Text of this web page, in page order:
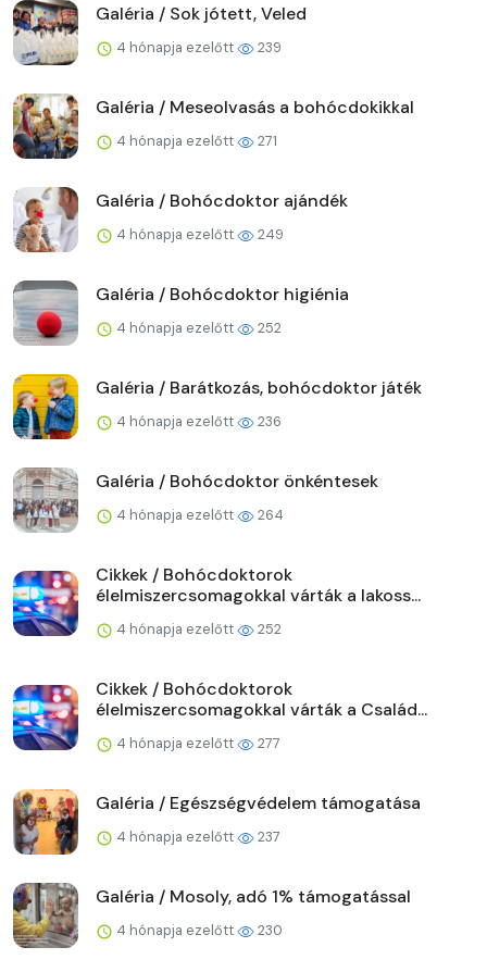
Galéria / Sok jótett, Veled
4 hónapja ezelőtt 239
Galéria / Meseolvasás a bohócdokikkal
4 hónapja ezelőtt 271
Galéria / Bohócdoktor ajándék
4 hónapja ezelőtt 249
Galéria / Bohócdoktor higiénia
4 hónapja ezelőtt 252
Galéria / Barátkozás, bohócdoktor játék
4 hónapja ezelőtt 236
Galéria / Bohócdoktor önkéntesek
4 hónapja ezelőtt 264
Cikkek / Bohócdoktorok
élelmiszercsomagokkal várták a lakoss...
4 hónapja ezelőtt 252
Cikkek / Bohócdoktorok
élelmiszercsomagokkal várták a Család...
4 hónapja ezelőtt 277
Galéria / Egészségvédelem támogatása
4 hónapja ezelőtt 237
Galéria / Mosoly, adó 1% támogatással
4 hónapja ezelőtt 230